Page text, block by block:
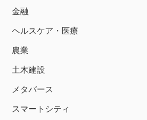
金融
ヘルスケア・医療
農業
土木建設
メタバース
スマートシティ